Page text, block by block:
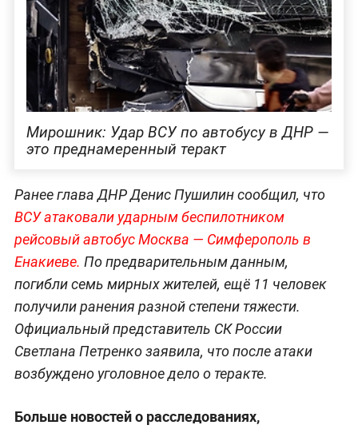
Мирошник: Удар ВСУ по автобусу в ДНР —
это преднамеренный теракт
Ранее глава ДНР Денис Пушилин сообщил, что
ВСУ атаковали ударным беспилотником
рейсовый автобус Москва — Симферополь в
Енакиеве. По предварительным данным,
погибли семь мирных жителей, ещё 11 человек
получили ранения разной степени тяжести.
Официальный представитель СК России
Светлана Петренко заявила, что после атаки
возбуждено уголовное дело о теракте.
Больше новостей о расследованиях,